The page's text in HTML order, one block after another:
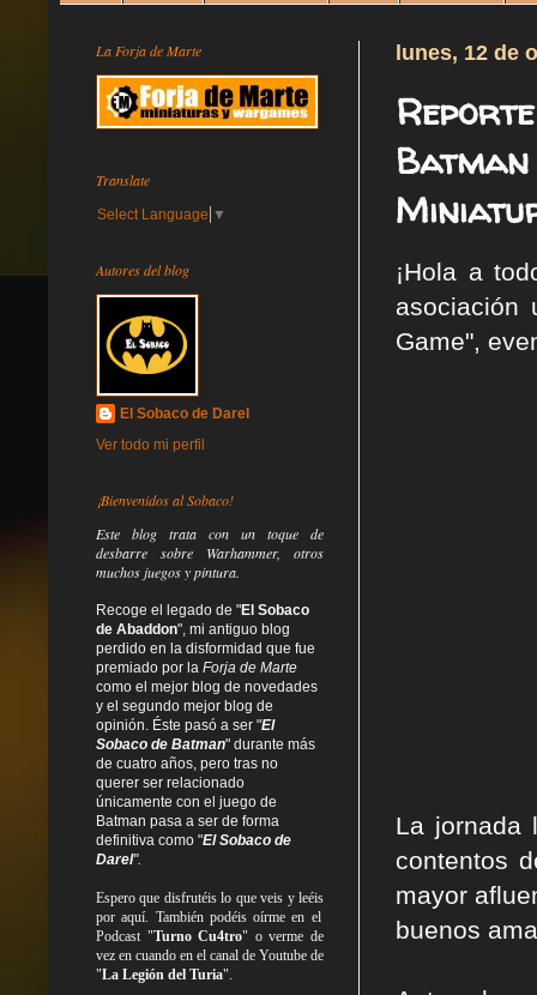
lunes, 12 de
¡Hola a
asociación
Game",
La jornada
contentos
mayor
buenos
La Forja de Marte
Translate
Select Language ▼
Autores del blog
El Sobaco de Darel
Ver todo mi perfil
¡Bienvenidos al Sobaco!
Este blog trata con un toque de
desbarre sobre Warhammer, otros
muchos juegos y pintura.
Recoge el legado de "El Sobaco
de Abaddon", mi antiguo blog
perdido en la disformidad que fue
premiado por la Forja de Marte
como el mejor blog de novedades
y el segundo mejor blog de
opinión. Éste pasó a ser "El
Sobaco de Batman" durante más
de cuatro años, pero tras no
querer ser relacionado
únicamente con el juego de
Batman pasa a ser de forma
definitiva como "El Sobaco de
Darel".
Espero que disfrutéis lo queveis yleéis
por aquí. También podéis oírme en el
Podcast "Turno Cu4tro" o verme de
vez en cuando en el canal de Youtube de
"La Legión del Turia".